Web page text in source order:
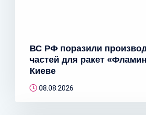
ВС РФ поразили
частей для ракет
Киеве
08.08.2026